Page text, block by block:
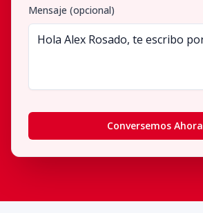
Mensaje (opcional)
Conversemos Ahora